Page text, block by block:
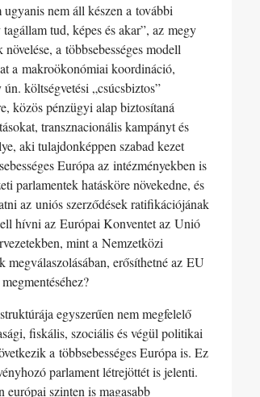
nem áll készen a további
tud, képes és akar”, az megy
a többsebességes modell
a makroökonómiai koordináció,
költségvetési „csúcsbiztos”
közös pénzügyi alap biztosítaná
transznacionális kampányt és
aki tulajdonképpen szabad kezet
Európa az intézményekben is
parlamentek hatásköre növekedne, és
az uniós szerződések ratifikációjának
hívni az Európai Konventet az Unió
mint a Nemzetközi
erősíthetné az EU
egyszerűen nem megfelelő
fiskális, szociális és végül politikai
a többsebességes Európa is. Ez
parlament létrejöttét is jelenti.
szinten is magasabb